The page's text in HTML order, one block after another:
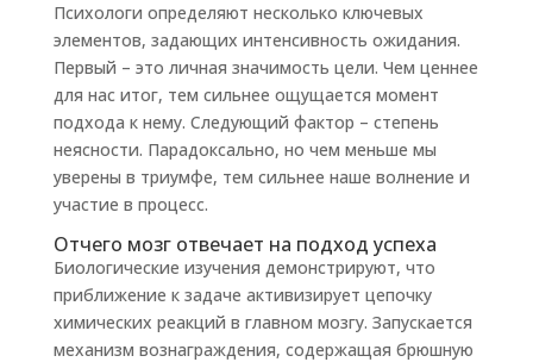
Психологи определяют несколько ключевых
элементов, задающих интенсивность ожидания.
Первый – это личная значимость цели. Чем ценнее
для нас итог, тем сильнее ощущается момент
подхода к нему. Следующий фактор – степень
неясности. Парадоксально, но чем меньше мы
уверены в триумфе, тем сильнее наше волнение и
участие в процесс.
Отчего мозг отвечает на подход успеха
Биологические изучения демонстрируют, что
приближение к задаче активизирует цепочку
химических реакций в главном мозгу. Запускается
механизм вознаграждения, содержащая брюшную